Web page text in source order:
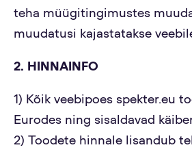
teha müügitingimustes
muudatusi kajastatakse
2. HINNAINFO
1) Kõik veebipoes spekter.eu
Eurodes ning sisaldavad
2) Toodete hinnale lisandub